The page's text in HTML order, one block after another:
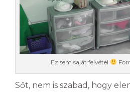
Ez sem saját felvétel
Sőt, nem is szabad, hogy